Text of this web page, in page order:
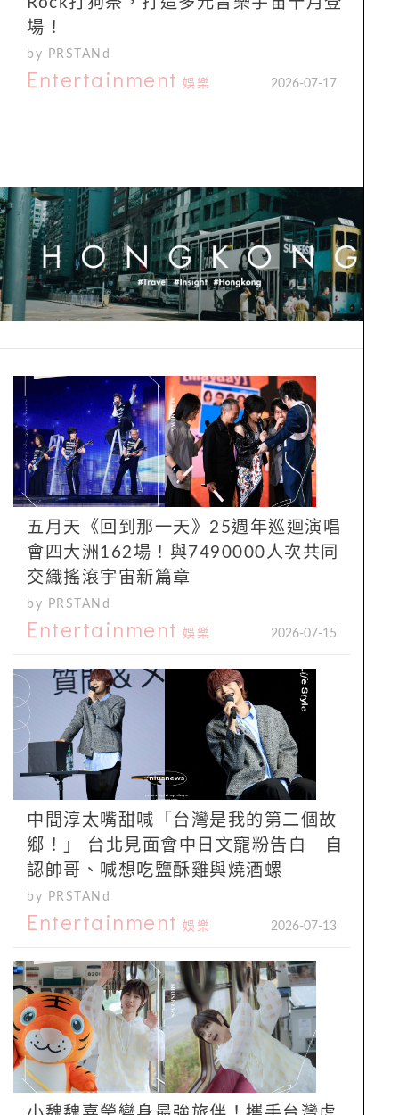
場！
by PRSTANd
Entertainment 娛樂 2026-07-17
五月天《回到那一天》25週年巡迴演唱
會四大洲162場！與7490000人次共同
交織搖滾宇宙新篇章
by PRSTANd
Entertainment 娛樂 2026-07-15
中間淳太嘴甜喊「台灣是我的第二個故
鄉！」 台北見面會中日文寵粉告白 自
認帥哥、喊想吃鹽酥雞與燒酒螺
by PRSTANd
Entertainment 娛樂 2026-07-13